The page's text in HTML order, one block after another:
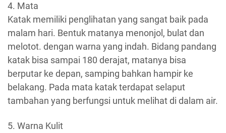
4. Mata
Katak memiliki penglihatan yang sangat baik pada
malam hari. Bentuk matanya menonjol, bulat dan
melotot. dengan warna yang indah. Bidang pandang
katak bisa sampai 180 derajat, matanya bisa
berputar ke depan, samping bahkan hampir ke
belakang. Pada mata katak terdapat selaput
tambahan yang berfungsi untuk melihat di dalam air.
5. Warna Kulit